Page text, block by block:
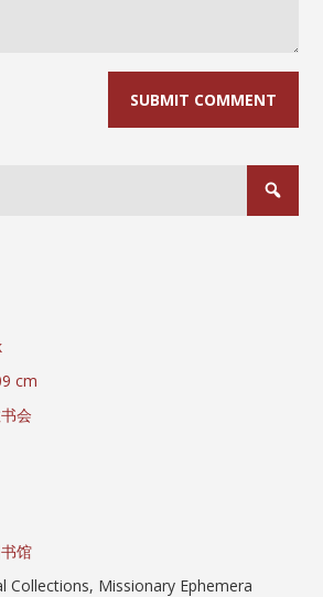
cm
会
馆
Collections, Missionary Ephemera